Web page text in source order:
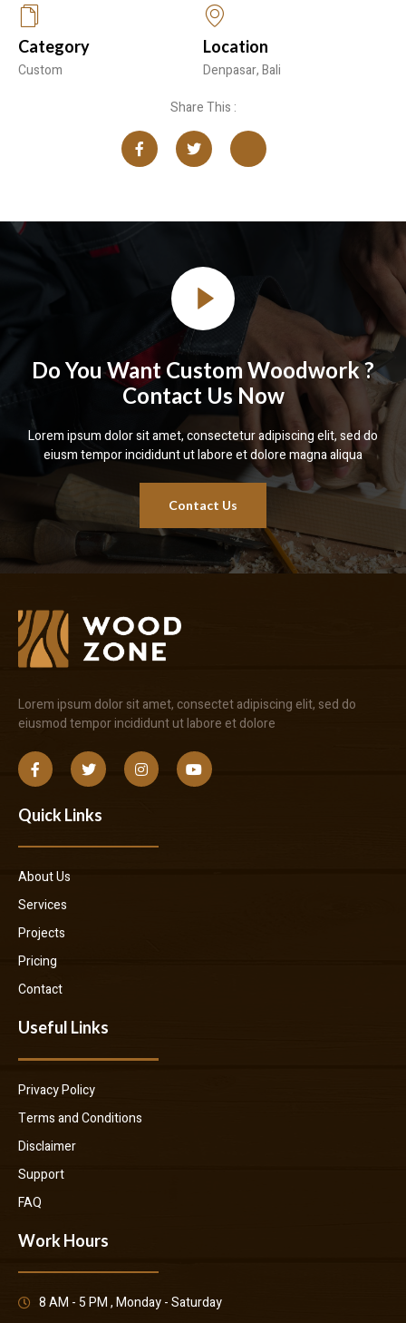
Category
Custom
Location
Denpasar, Bali
Share This :
Do You Want Custom Woodwork ?
Contact Us Now
Lorem ipsum dolor sit amet, consectetur adipiscing elit, sed do
eiusm tempor incididunt ut labore et dolore magna aliqua
Contact Us
Lorem ipsum dolor sit amet, consectet adipiscing elit, sed do
eiusmod tempor incididunt ut labore et dolore
Quick Links
About Us
Services
Projects
Pricing
Contact
Useful Links
Privacy Policy
Terms and Conditions
Disclaimer
Support
FAQ
Work Hours
8 AM - 5 PM , Monday - Saturday